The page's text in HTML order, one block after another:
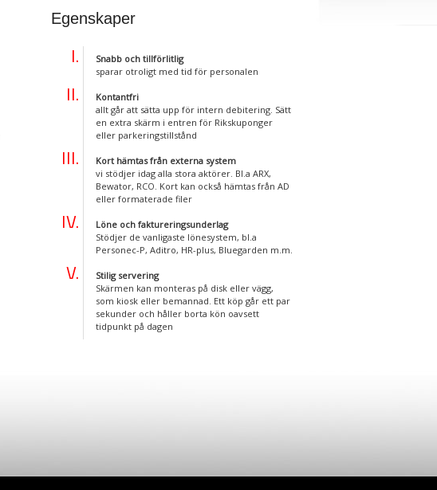
Egenskaper
Snabb och tillförlitlig
sparar otroligt med tid för personalen
Kontantfri
allt går att sätta upp för intern debitering. Sätt
en extra skärm i entren för Rikskuponger
eller parkeringstillstånd
Kort hämtas från externa system
vi stödjer idag alla stora aktörer. Bl.a ARX,
Bewator, RCO. Kort kan också hämtas från AD
eller formaterade filer
Löne och faktureringsunderlag
Stödjer de vanligaste lönesystem, bl.a
Personec-P, Aditro, HR-plus, Bluegarden m.m.
Stilig servering
Skärmen kan monteras på disk eller vägg,
som kiosk eller bemannad. Ett köp går ett par
sekunder och håller borta kön oavsett
tidpunkt på dagen